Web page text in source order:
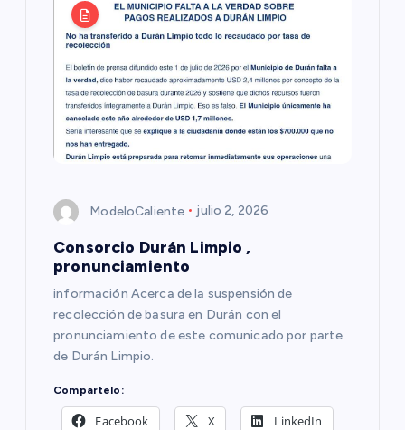
ModeloCaliente julio 2, 2026
Consorcio Durán Limpio ,
pronunciamiento
información Acerca de la suspensión de
recolección de basura en Durán con el
pronunciamiento de este comunicado por parte
de Durán Limpio.
Compartelo:
Facebook X LinkedIn